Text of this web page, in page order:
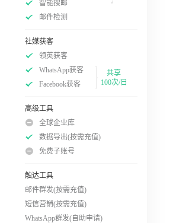
智能搜邮
邮件检测
社媒获客
领英获客
WhatsApp获客
Facebook获客
共享
100次/日
高级工具
全球企业库
数据导出(按需充值)
免费子账号
触达工具
邮件群发(按需充值)
短信营销(按需充值)
WhatsApp群发(自助申请)